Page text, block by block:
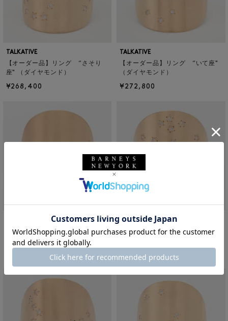
TALKATIVE
【オーダー品】リング “さそり
座" （ダイヤモンド）
¥268,400
TALKATIVE
【オーダー品】リング “いて座"
（ダイヤモンド）
¥272,800
【オーダー品】リング “やぎ座"
（ダイヤモンド）
TALKATIVE
【オーダー品】リング “みずがめ
¥264,000